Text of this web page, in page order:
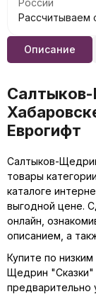
России
Рассчитываем
Описание
Еврогифт
Салтыков-
товары категории
каталоге
выгодной цене.
онлайн,
описанием, а
Купите по
Щедрин "Сказки"
предварительно